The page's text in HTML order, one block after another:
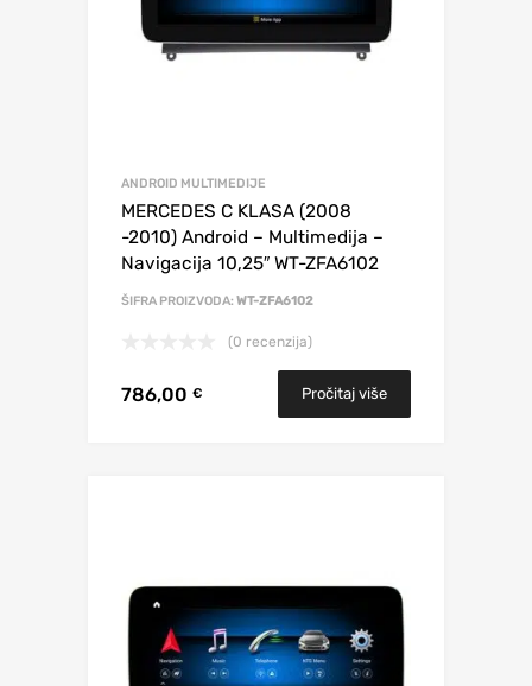
ANDROID MULTIMEDIJE
MERCEDES C KLASA (2008
-2010) Android – Multimedija –
Navigacija 10,25″ WT-ZFA6102
ŠIFRA PROIZVODA: WT-ZFA6102
(0 recenzija)
786,00 € Pročitaj više